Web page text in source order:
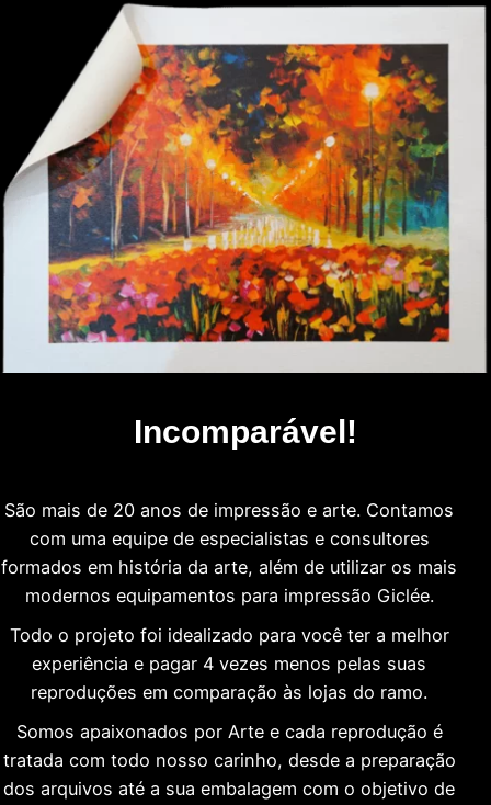
Incomparável!
São mais de 20 anos de impressão e arte. Contamos
com uma equipe de especialistas e consultores
formados em história da arte, além de utilizar os mais
modernos equipamentos para impressão Giclée.
Todo o projeto foi idealizado para você ter a melhor
experiência e pagar 4 vezes menos pelas suas
reproduções em comparação às lojas do ramo.
Somos apaixonados por Arte e cada reprodução é
tratada com todo nosso carinho, desde a preparação
dos arquivos até a sua embalagem com o objetivo de